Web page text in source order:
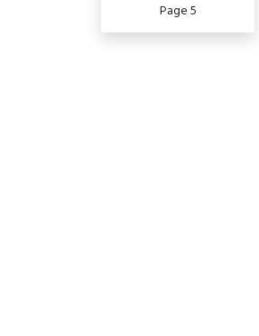
Page 5